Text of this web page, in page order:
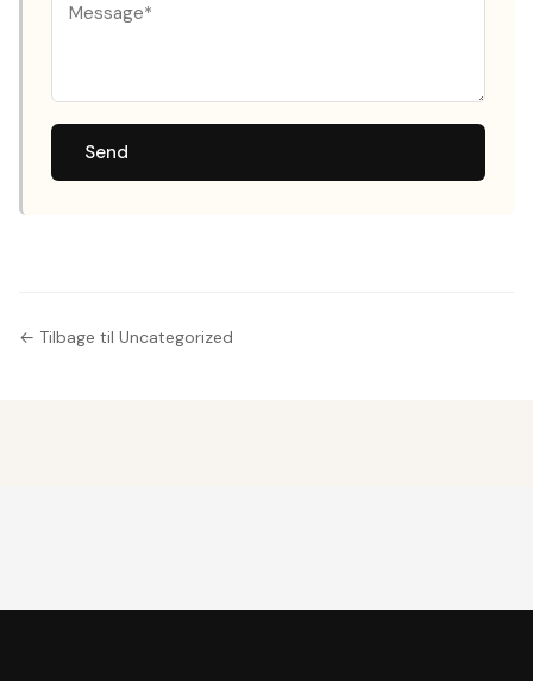
Send
← Tilbage til Uncategorized